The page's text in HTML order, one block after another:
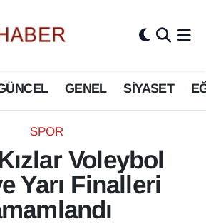
GENEL SİYASET
SPOR
Voleybol
Yarı Finalleri
Haritası
Durumu ve Fikstür